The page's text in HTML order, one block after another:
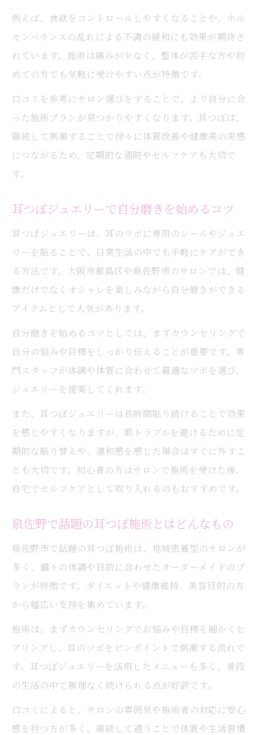
例えば、食欲をコントロールしやすくなることや、ホル
モンバランスの乱れによる不調の緩和にも効果が期待さ
れています。施術は痛みが少なく、整体が苦手な方や初
めての方でも気軽に受けやすい点が特徴です。
口コミを参考にサロン選びをすることで、より自分に合
った施術プランが見つかりやすくなります。耳つぼは、
継続して刺激することで徐々に体質改善や健康美の実感
につながるため、定期的な通院やセルフケアも大切で
す。
耳つぼジュエリーで自分磨きを始めるコツ
耳つぼジュエリーは、耳のツボに専用のシールやジュエ
リーを貼ることで、日常生活の中でも手軽にケアができ
る方法です。大阪市都島区や泉佐野市のサロンでは、健
康だけでなくオシャレを楽しみながら自分磨きができる
アイテムとして人気があります。
自分磨きを始めるコツとしては、まずカウンセリングで
自分の悩みや目標をしっかり伝えることが重要です。専
門スタッフが体調や体質に合わせて最適なツボを選び、
ジュエリーを提案してくれます。
また、耳つぼジュエリーは長時間貼り続けることで効果
を感じやすくなりますが、肌トラブルを避けるために定
期的な貼り替えや、違和感を感じた場合はすぐに外すこ
とも大切です。初心者の方はサロンで施術を受けた後、
自宅でセルフケアとして取り入れるのもおすすめです。
泉佐野で話題の耳つぼ施術とはどんなもの
泉佐野市で話題の耳つぼ施術は、地域密着型のサロンが
多く、個々の体調や目的に合わせたオーダーメイドのプ
ランが特徴です。ダイエットや健康維持、美容目的の方
から幅広い支持を集めています。
施術は、まずカウンセリングでお悩みや目標を細かくヒ
アリングし、耳のツボをピンポイントで刺激する流れで
す。耳つぼジュエリーを活用したメニューも多く、普段
の生活の中で無理なく続けられる点が好評です。
口コミによると、サロンの雰囲気や施術者の対応に安心
感を持つ方が多く、継続して通うことで体質や生活習慣